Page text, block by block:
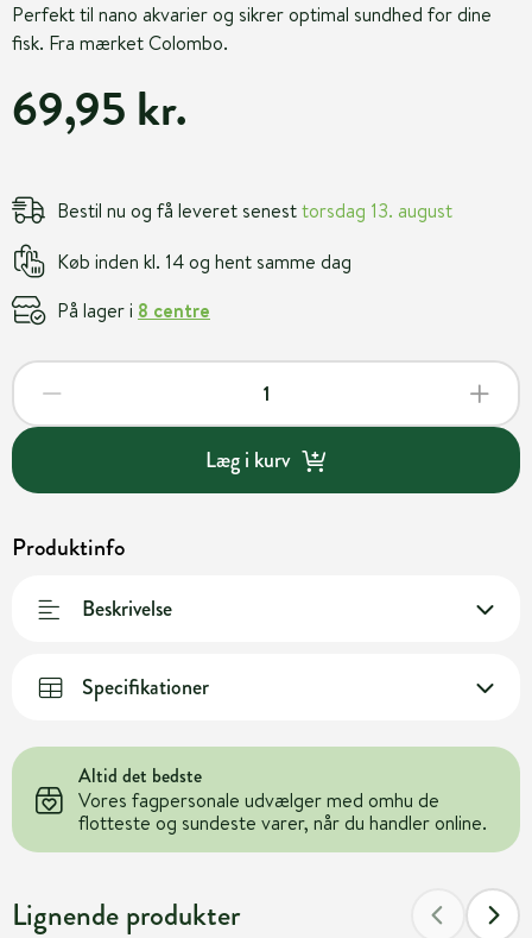
Perfekt til nano akvarier og sikrer optimal sundhed for dine
fisk. Fra mærket Colombo.
69,95 kr.
Bestil nu og få leveret senesttorsdag 13. august
Køb inden kl. 14 og hent samme dag
På lager i 8 centre
Læg i kurv
Produktinfo
Beskrivelse
Specifikationer
Altid det bedste
Vores fagpersonale udvælger med omhu de
flotteste og sundeste varer, når du handler online.
Lignende produkter